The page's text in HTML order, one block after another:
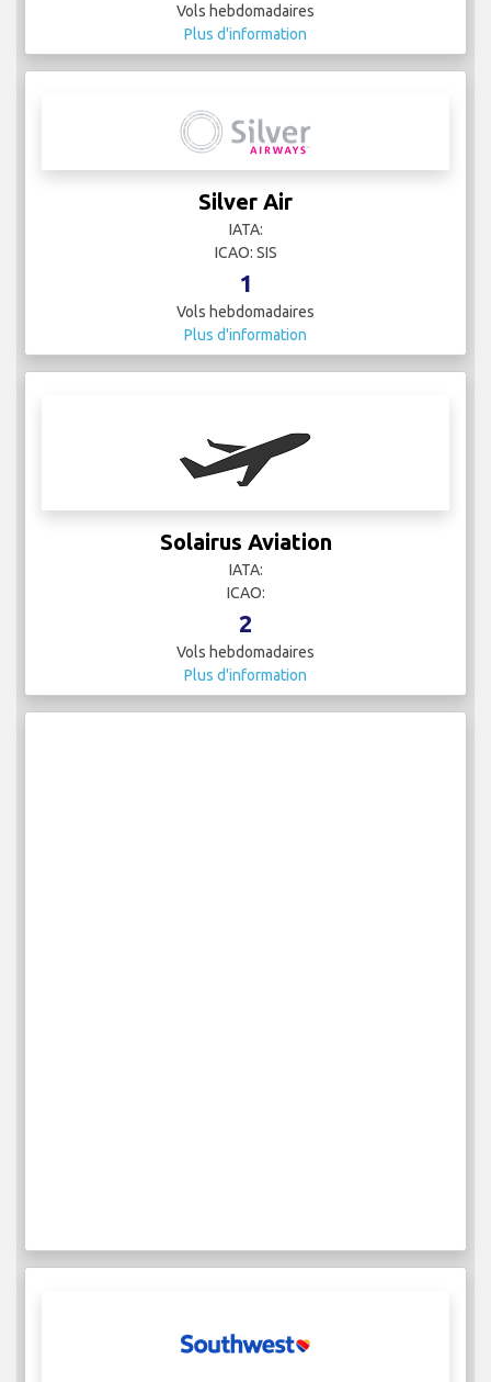
Vols hebdomadaires
Plus d'information
Silver Air
IATA:
ICAO: SIS
1
Vols hebdomadaires
Plus d'information
Solairus Aviation
IATA:
ICAO:
2
Vols hebdomadaires
Plus d'information